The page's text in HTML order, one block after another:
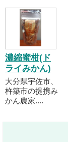
濃縮蜜柑(ド
ライみかん)
大分県宇佐市、
杵築市の提携み
かん農家....